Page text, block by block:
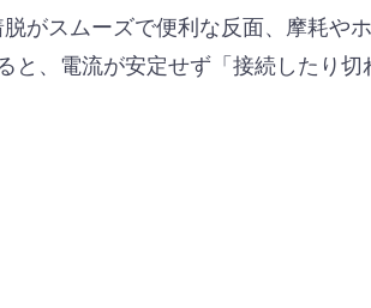
がスムーズで便利な反面、摩耗や
、電流が安定せず「接続したり